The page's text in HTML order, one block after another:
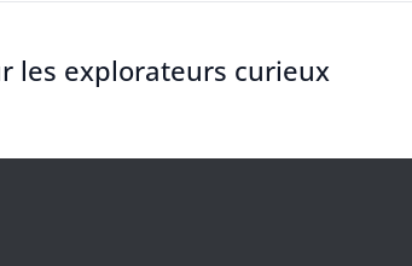
les explorateurs curieux